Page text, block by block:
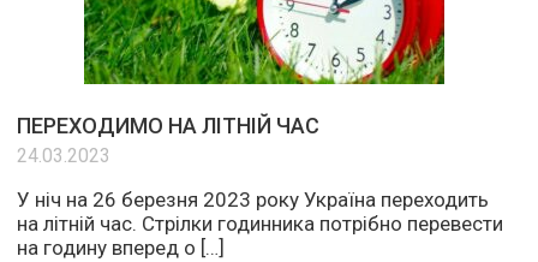
ПЕРЕХОДИМО НА ЛІТНІЙ ЧАС
24.03.2023
У ніч на 26 березня 2023 року Україна переходить
на літній час. Стрілки годинника потрібно перевести
на годину вперед о […]